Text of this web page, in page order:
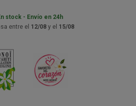
stock - Envío en 24h
entre el 12/08 y el 15/08